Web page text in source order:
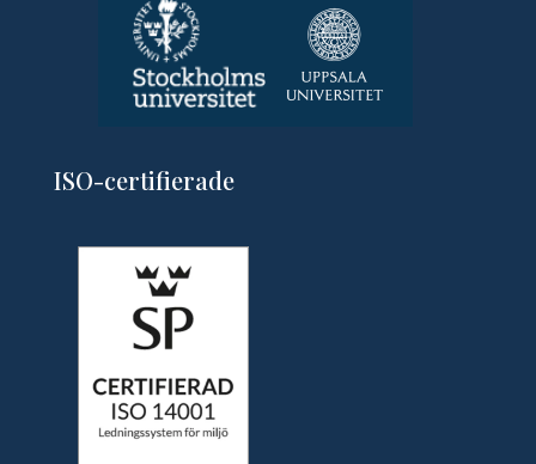
ISO-certifierade